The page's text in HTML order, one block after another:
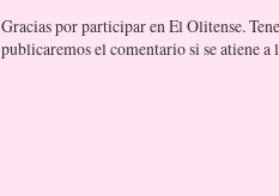
Gracias por participar en El Olitense.
publicaremos el comentario si se atiene